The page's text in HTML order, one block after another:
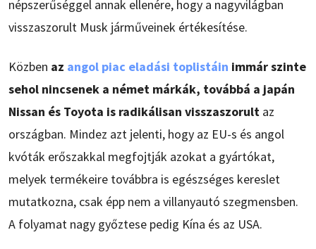
népszerűséggel annak ellenére, hogy a nagyvilágban
visszaszorult Musk járműveinek értékesítése.
Közben az angol piac eladási toplistáin immár szinte
sehol nincsenek a német márkák, továbbá a japán
Nissan és Toyota is radikálisan visszaszorult az
országban. Mindez azt jelenti, hogy az EU-s és angol
kvóták erőszakkal megfojtják azokat a gyártókat,
melyek termékeire továbbra is egészséges kereslet
mutatkozna, csak épp nem a villanyautó szegmensben.
A folyamat nagy győztese pedig Kína és az USA.